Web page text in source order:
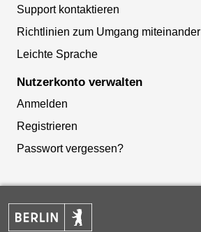
Support kontaktieren
Richtlinien zum Umgang miteinander
Leichte Sprache
Nutzerkonto verwalten
Anmelden
Registrieren
Passwort vergessen?